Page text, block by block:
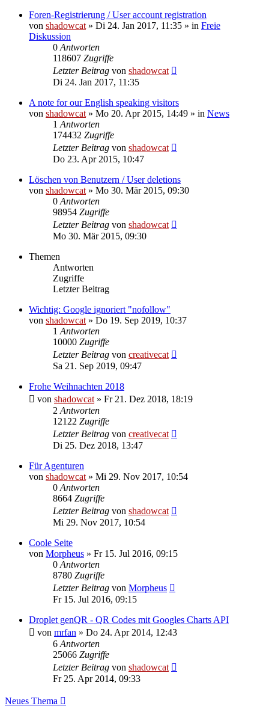
Foren-Registrierung / User account registration
von shadowcat » Di 24. Jan 2017, 11:35 » in Freie
Diskussion
0 Antworten
118607 Zugriffe
Letzter Beitrag von shadowcat
Di 24. Jan 2017, 11:35
A note for our English speaking visitors
von shadowcat » Mo 20. Apr 2015, 14:49 » in News
1 Antworten
174432 Zugriffe
Letzter Beitrag von shadowcat
Do 23. Apr 2015, 10:47
Löschen von Benutzern / User deletions
von shadowcat » Mo 30. Mär 2015, 09:30
0 Antworten
98954 Zugriffe
Letzter Beitrag von shadowcat
Mo 30. Mär 2015, 09:30
Themen
Antworten
Zugriffe
Letzter Beitrag
Wichtig: Google ignoriert "nofollow"
von shadowcat » Do 19. Sep 2019, 10:37
1 Antworten
10000 Zugriffe
Letzter Beitrag von creativecat
Sa 21. Sep 2019, 09:47
Frohe Weihnachten 2018
von shadowcat » Fr 21. Dez 2018, 18:19
2 Antworten
12122 Zugriffe
Letzter Beitrag von creativecat
Di 25. Dez 2018, 13:47
Für Agenturen
von shadowcat » Mi 29. Nov 2017, 10:54
0 Antworten
8664 Zugriffe
Letzter Beitrag von shadowcat
Mi 29. Nov 2017, 10:54
Coole Seite
von Morpheus » Fr 15. Jul 2016, 09:15
0 Antworten
8780 Zugriffe
Letzter Beitrag von Morpheus
Fr 15. Jul 2016, 09:15
Droplet genQR - QR Codes mit Googles Charts API
von mrfan » Do 24. Apr 2014, 12:43
6 Antworten
25066 Zugriffe
Letzter Beitrag von shadowcat
Fr 25. Apr 2014, 09:33
Neues Thema